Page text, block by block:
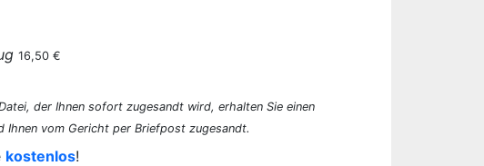
16,50 €
der Ihnen sofort zugesandt wird, erhalten Sie einen
Ihnen vom Gericht per Briefpost zugesandt.
kostenlos!